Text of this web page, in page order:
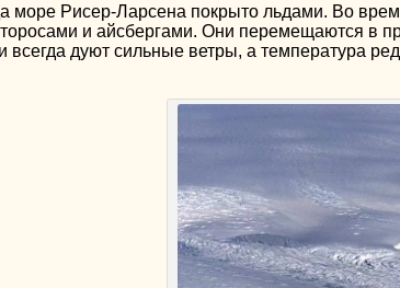
море Рисер-Ларсена покрыто льдами. Во
и айсбергами. Они перемещаются в
всегда дуют сильные ветры, а температура